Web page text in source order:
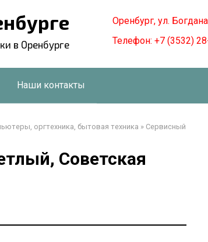
в Оренбурге
Оренбург, ул.
Телефон: +7 (3532)
Наши контакты
оргтехника, бытовая техника » Сервисный
Советская